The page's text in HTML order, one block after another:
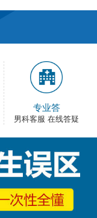
很舒心。
午就正常上班
专业答
男科客服 在线答疑